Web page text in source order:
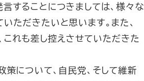
することにつきましては、様々な
ただきたいと思います。また、
れも差し控えさせていただきた
について、自民党、そして維新